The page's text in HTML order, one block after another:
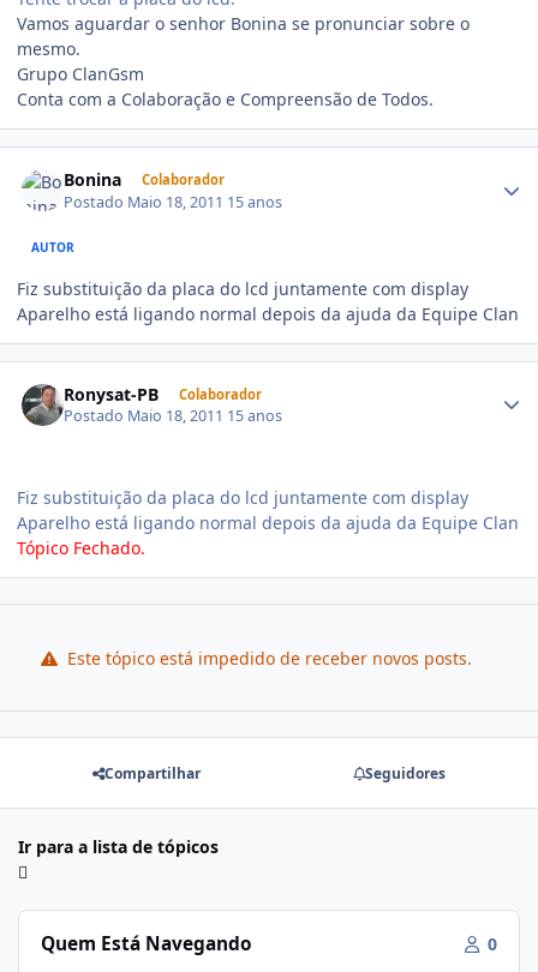
Vamos aguardar o senhor Bonina se pronunciar sobre o
mesmo.
Grupo ClanGsm
Conta com a Colaboração e Compreensão de Todos.
Bonina Colaborador
Postado Maio 18, 2011 15 anos
AUTOR
Fiz substituição da placa do lcd juntamente com display
Aparelho está ligando normal depois da ajuda da Equipe Clan
Ronysat-PB Colaborador
Postado Maio 18, 2011 15 anos
Fiz substituição da placa do lcd juntamente com display
Aparelho está ligando normal depois da ajuda da Equipe Clan
Tópico Fechado.
Este tópico está impedido de receber novos posts.
Compartilhar Seguidores
Ir para a lista de tópicos
Quem Está Navegando 0